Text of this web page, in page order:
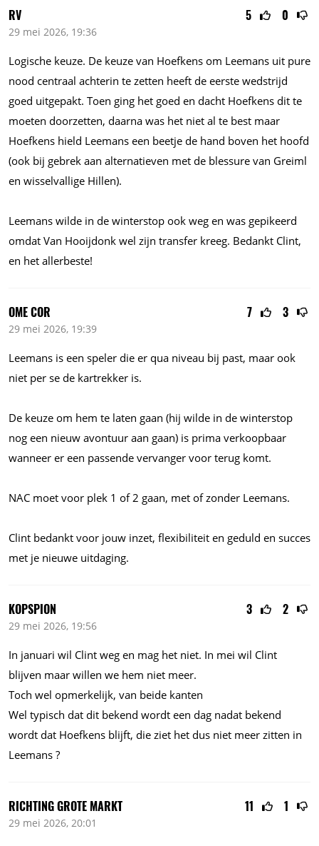
5 0
RV
29 mei 2026, 19:36
Logische keuze. De keuze van Hoefkens om Leemans uit pure
nood centraal achterin te zetten heeft de eerste wedstrijd
goed uitgepakt. Toen ging het goed en dacht Hoefkens dit te
moeten doorzetten, daarna was het niet al te best maar
Hoefkens hield Leemans een beetje de hand boven het hoofd
(ook bij gebrek aan alternatieven met de blessure van Greiml
en wisselvallige Hillen).
Leemans wilde in de winterstop ook weg en was gepikeerd
omdat Van Hooijdonk wel zijn transfer kreeg. Bedankt Clint,
en het allerbeste!
7 3
OME COR
29 mei 2026, 19:39
Leemans is een speler die er qua niveau bij past, maar ook
niet per se de kartrekker is.
De keuze om hem te laten gaan (hij wilde in de winterstop
nog een nieuw avontuur aan gaan) is prima verkoopbaar
wanneer er een passende vervanger voor terug komt.
NAC moet voor plek 1 of 2 gaan, met of zonder Leemans.
Clint bedankt voor jouw inzet, flexibiliteit en geduld en succes
met je nieuwe uitdaging.
3 2
KOPSPION
29 mei 2026, 19:56
In januari wil Clint weg en mag het niet. In mei wil Clint
blijven maar willen we hem niet meer.
Toch wel opmerkelijk, van beide kanten
Wel typisch dat dit bekend wordt een dag nadat bekend
wordt dat Hoefkens blijft, die ziet het dus niet meer zitten in
Leemans ?
11 1
RICHTING GROTE MARKT
29 mei 2026, 20:01